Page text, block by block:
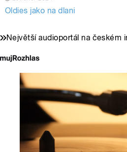
Oldies jako na dlani
Největší audioportál na českém